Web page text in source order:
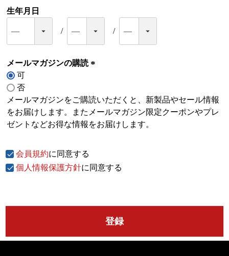
生年月日
メールマガジンの購読
須
)
可
否
メールマガジンをご購読いただくと、新製品やセール情報
をお届けします。またメールマガジン限定クーポンやプレ
ゼントなどお得な情報をお届けします。
会員規約に同意する
個人情報保護方針に同意する
登録